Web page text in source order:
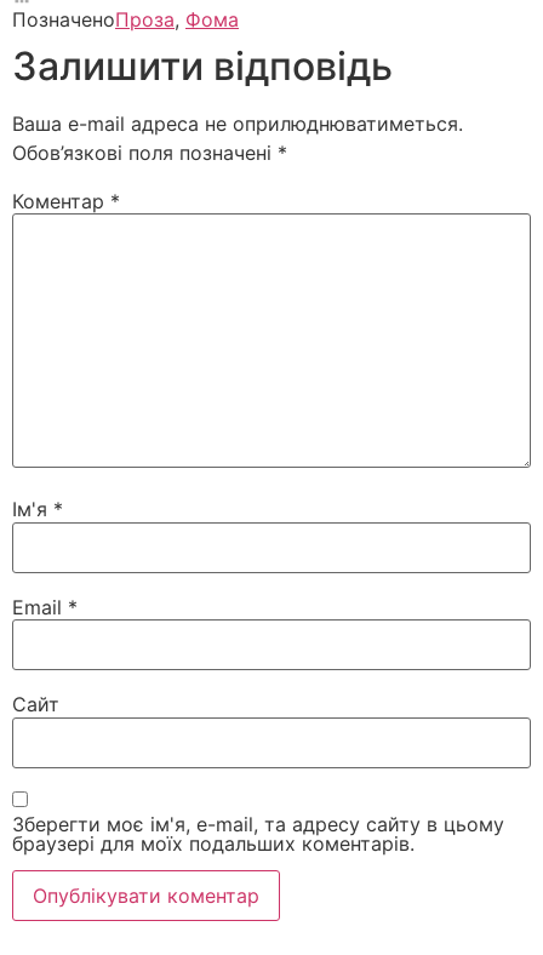
ПозначеноПроза, Фома
Залишити відповідь
Ваша e-mail адреса не оприлюднюватиметься.
Обов’язкові поля позначені *
Коментар *
Ім'я *
Email *
Сайт
Зберегти моє ім'я, e-mail, та адресу сайту в цьому
браузері для моїх подальших коментарів.